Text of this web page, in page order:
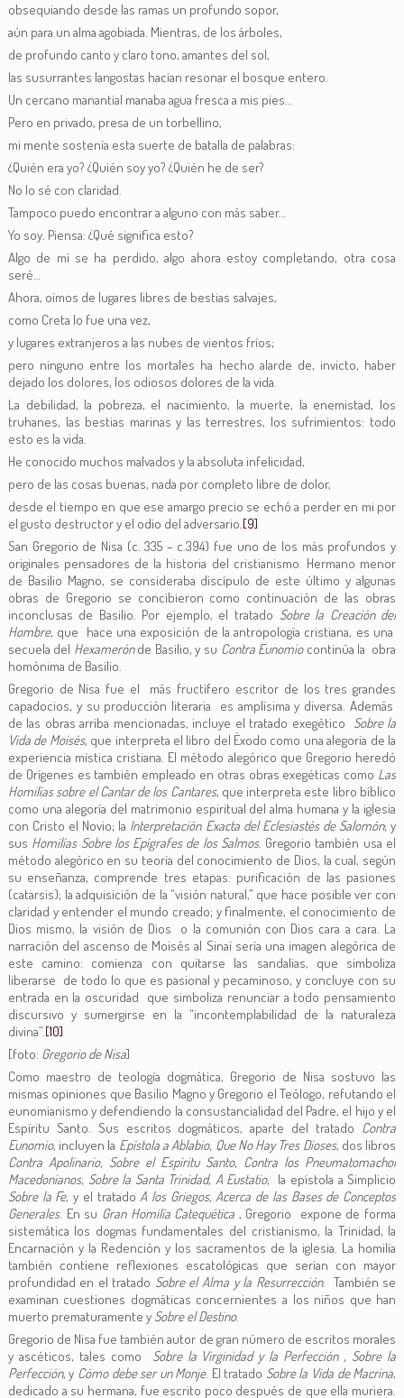
obsequiando desde las ramas un profundo sopor,
aún para un alma agobiada. Mientras, de los árboles,
de profundo canto y claro tono, amantes del sol,
las susurrantes langostas hacían resonar el bosque entero.
Un cercano manantial manaba agua fresca a mis pies…
Pero en privado, presa de un torbellino,
mi mente sostenía esta suerte de batalla de palabras:
¿Quién era yo? ¿Quién soy yo? ¿Quién he de ser?
No lo sé con claridad.
Tampoco puedo encontrar a alguno con más saber…
Yo soy. Piensa: ¿Qué significa esto?
Algo de mí se ha perdido, algo ahora estoy completando, otra cosa
seré…
Ahora, oímos de lugares libres de bestias salvajes,
como Creta lo fue una vez,
y lugares extranjeros a las nubes de vientos fríos;
pero ninguno entre los mortales ha hecho alarde de, invicto, haber
dejado los dolores, los odiosos dolores de la vida.
La debilidad, la pobreza, el nacimiento, la muerte, la enemistad, los
truhanes, las bestias marinas y las terrestres, los sufrimientos: todo
esto es la vida.
He conocido muchos malvados y la absoluta infelicidad,
pero de las cosas buenas, nada por completo libre de dolor,
desde el tiempo en que ese amargo precio se echó a perder en mi por
el gusto destructor y el odio del adversario.[9]
San Gregorio de Nisa (c. 335 – c.394) fue uno de los más profundos y
originales pensadores de la historia del cristianismo. Hermano menor
de Basilio Magno, se consideraba discípulo de este último y algunas
obras de Gregorio se concibieron como continuación de las obras
inconclusas de Basilio. Por ejemplo, el tratado Sobre la Creación del
Hombre, que hace una exposición de la antropología cristiana, es una
secuela del Hexamerónde Basilio, y su Contra Eunomiocontinúa la obra
homónima de Basilio.
Gregorio de Nisa fue el más fructífero escritor de los tres grandes
capadocios, y su producción literaria es amplísima y diversa. Además
de las obras arriba mencionadas, incluye el tratado exegético Sobre la
Vida de Moisés, que interpreta el libro del Éxodo como una alegoría de la
experiencia mística cristiana. El método alegórico que Gregorio heredó
de Orígenes es también empleado en otras obras exegéticas como Las
Homilías sobre el Cantar de los Cantares, que interpreta este libro bíblico
como una alegoría del matrimonio espiritual del alma humana y la iglesia
con Cristo el Novio; la Interpretación Exacta del Eclesiastés de Salomón; y
sus Homilías Sobre los Epígrafes de los Salmos. Gregorio también usa el
método alegórico en su teoría del conocimiento de Dios, la cual, según
su enseñanza, comprende tres etapas: purificación de las pasiones
(catarsis); la adquisición de la “visión natural,” que hace posible ver con
claridad y entender el mundo creado; y finalmente, el conocimiento de
Dios mismo, la visión de Dios o la comunión con Dios cara a cara. La
narración del ascenso de Moisés al Sinaí sería una imagen alegórica de
este camino: comienza con quitarse las sandalias, que simboliza
liberarse de todo lo que es pasional y pecaminoso, y concluye con su
entrada en la oscuridad que simboliza renunciar a todo pensamiento
discursivo y sumergirse en la “incontemplabilidad de la naturaleza
divina”.[10]
[foto: Gregorio de Nisa]
Como maestro de teología dogmática, Gregorio de Nisa sostuvo las
mismas opiniones que Basilio Magno y Gregorio el Teólogo, refutando el
eunomianismo y defendiendo la consustancialidad del Padre, el hijo y el
Espíritu Santo. Sus escritos dogmáticos, aparte del tratado Contra
Eunomio, incluyen la Epístola a Ablabio, Que No Hay Tres Dioses, dos libros
Contra Apolinario, Sobre el Espíritu Santo, Contra los Pneumatomachoi
Macedonianos, Sobre la Santa Trinidad, A Eustatio, la epístola a Simplicio
Sobre la Fe, y el tratadoA los Griegos, Acerca de las Bases de Conceptos
Generales. En su Gran Homilía Catequética , Gregorio expone de forma
sistemática los dogmas fundamentales del cristianismo, la Trinidad, la
Encarnación y la Redención y los sacramentos de la iglesia. La homilía
también contiene reflexiones escatológicas que serían con mayor
profundidad en el tratado Sobre el Alma y la Resurrección. También se
examinan cuestiones dogmáticas concernientes a los niños que han
muerto prematuramente y Sobre el Destino.
Gregorio de Nisa fue también autor de gran número de escritos morales
y ascéticos, tales como Sobre la Virginidad y la Perfección, Sobre la
Perfección, y Cómo debe ser un Monje. El tratado Sobre la Vida de Macrina,
dedicado a su hermana, fue escrito poco después de que ella muriera.